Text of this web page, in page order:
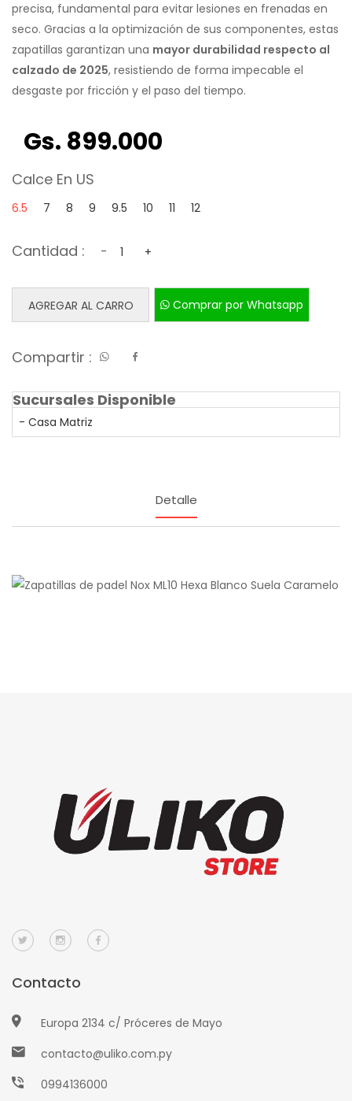
precisa, fundamental para evitar lesiones en frenadas en
seco. Gracias a la optimización de sus componentes, estas
zapatillas garantizan una mayor durabilidad respecto al
calzado de 2025, resistiendo de forma impecable el
desgaste por fricción y el paso del tiempo.
Gs. 899.000
Calce En US
6.5 7 8 9 9.5 10 11 12
Cantidad : - +
AGREGAR AL CARRO Comprar por Whatsapp
Compartir :
Sucursales Disponible
- Casa Matriz
Detalle
Contacto
Europa 2134 c/ Próceres de Mayo
contacto@uliko.com.py
0994136000